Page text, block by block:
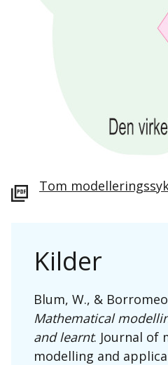
Tom
Kilder
Blum, W., &
Mathematical
and learnt. Journal of
modelling and